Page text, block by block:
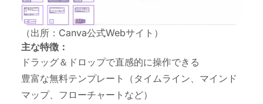
（出所：Canva公式Webサイト）
主な特徴：
ドラッグ＆ドロップで直感的に操作できる
豊富な無料テンプレート（タイムライン、マインド
マップ、フローチャートなど）